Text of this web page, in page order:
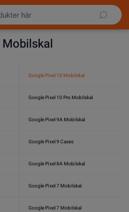
Google Pixel 10 Mobilskal
Google Pixel 10 Pro Mobilskal
Google Pixel 9A Mobilskal
Google Pixel 9 Cases
Google Pixel 8A Mobilskal
Google Pixel 7 Mobilskal
Google Pixel 7 Mobilskal